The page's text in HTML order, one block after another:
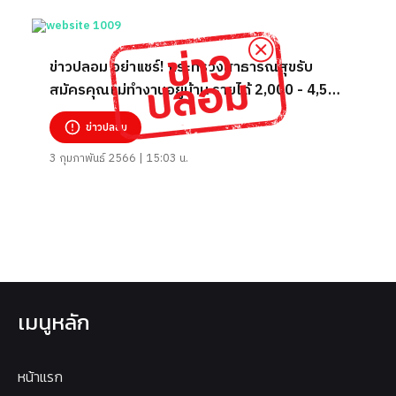
ข่าวปลอม อย่าแชร์! กระทรวงสาธารณสุขรับ
สมัครคุณแม่ทำงานอยู่บ้าน รายได้ 2,000 - 4,500
บาท/วัน
ข่าวปลอม
3 กุมภาพันธ์ 2566 | 15:03 น.
เมนูหลัก
หน้าแรก